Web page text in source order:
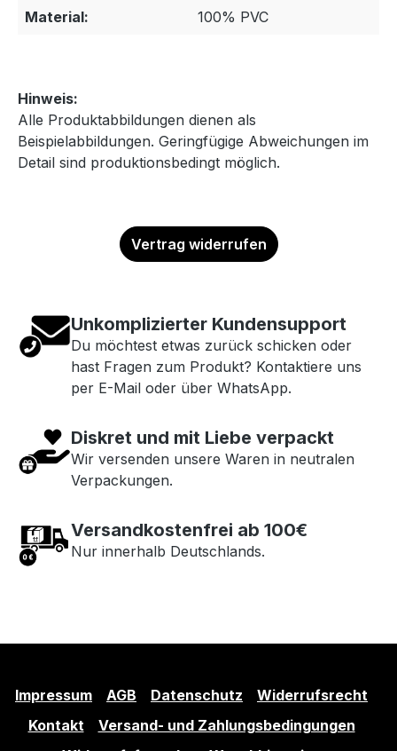
Hinweis:
Alle Produktabbildungen dienen als
Beispielabbildungen. Geringfügige Abweichungen im
Detail sind produktionsbedingt möglich.
Material: 100% PVC
Vertrag widerrufen
Unkomplizierter Kundensupport
Du möchtest etwas zurück schicken oder
hast Fragen zum Produkt? Kontaktiere uns
per E-Mail oder über WhatsApp.
Diskret und mit Liebe verpackt
Wir versenden unsere Waren in neutralen
Verpackungen.
Versandkostenfrei ab 100€
Nur innerhalb Deutschlands.
Impressum AGB Datenschutz
Widerrufsrecht
Kontakt
Versand- und Zahlungsbedingungen